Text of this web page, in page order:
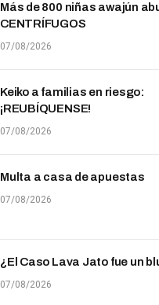
Más de 800 niñas awajún
CENTRÍFUGOS
07/08/2026
Keiko a familias en riesgo:
¡REUBÍQUENSE!
07/08/2026
Multa a casa de apuestas
07/08/2026
¿El Caso Lava Jato fue un
07/08/2026